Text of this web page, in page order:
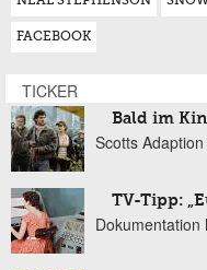
FACEBOOK
TICKER
Bald im
Scotts
TV-Tipp: